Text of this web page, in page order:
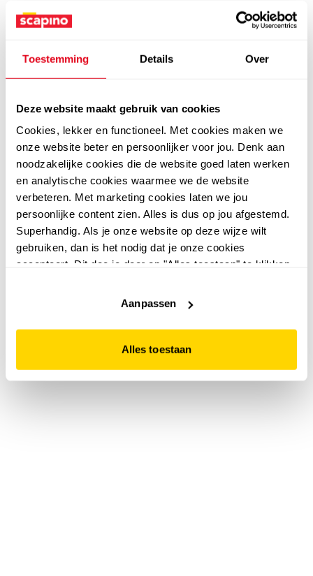
Toestemming Details Over
Deze website maakt gebruik van cookies
Cookies, lekker en functioneel. Met cookies maken we
onze website beter en persoonlijker voor jou. Denk aan
noodzakelijke cookies die de website goed laten werken
en analytische cookies waarmee we de website
verbeteren. Met marketing cookies laten we jou
persoonlijke content zien. Alles is dus op jou afgestemd.
Superhandig. Als je onze website op deze wijze wilt
gebruiken, dan is het nodig dat je onze cookies
accepteert. Dit doe je door op "Alles toestaan" te klikken.
website niet optimaal functioneert.
Aanpassen
Alles toestaan